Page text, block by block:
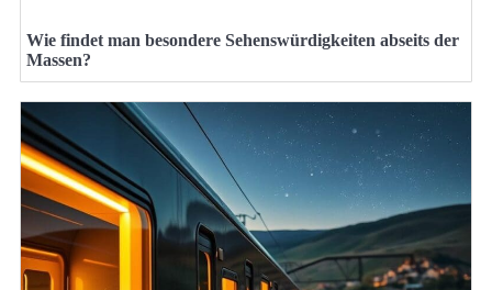
Wie findet man besondere Sehenswürdigkeiten abseits der
Massen?